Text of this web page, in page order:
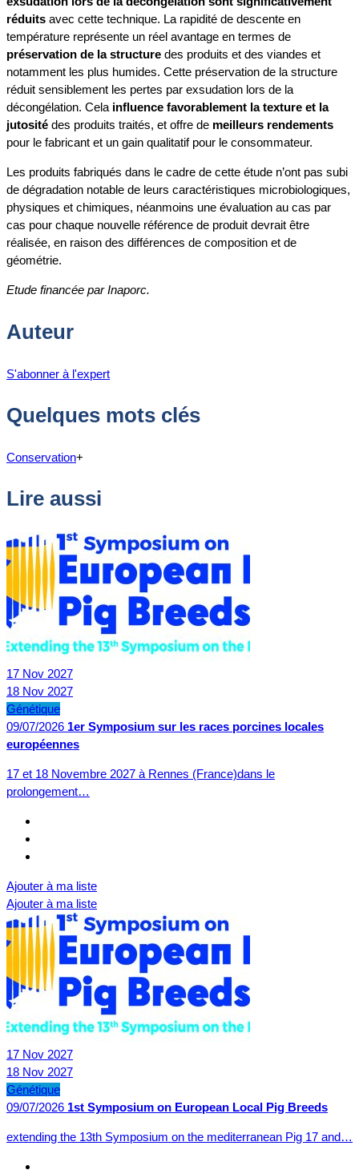
réduits avec cette technique. La rapidité de descente en
température représente un réel avantage en termes de
préservation de la structure des produits et des viandes et
notamment les plus humides. Cette préservation de la structure
réduit sensiblement les pertes par exsudation lors de la
décongélation. Cela influence favorablement la texture et la
jutosité des produits traités, et offre de meilleurs rendements
pour le fabricant et un gain qualitatif pour le consommateur.
Les produits fabriqués dans le cadre de cette étude n’ont pas subi
de dégradation notable de leurs caractéristiques microbiologiques,
physiques et chimiques, néanmoins une évaluation au cas par
cas pour chaque nouvelle référence de produit devrait être
réalisée, en raison des différences de composition et de
géométrie.
Etude financée par Inaporc.
Auteur
S'abonner à l'expert
Quelques mots clés
Conservation+
Lire aussi
17 Nov 2027
18 Nov 2027
Génétique
09/07/2026 1er Symposium sur les races porcines locales
européennes
17 et 18 Novembre 2027 à Rennes (France)dans le
prolongement…
Ajouter à ma liste
Ajouter à ma liste
17 Nov 2027
18 Nov 2027
Génétique
09/07/2026 1st Symposium on European Local Pig Breeds
extending the 13th Symposium on the mediterranean Pig 17 and…